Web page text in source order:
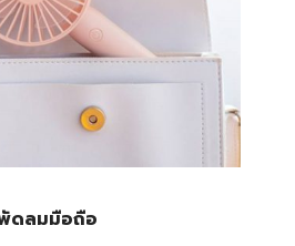
ดลมมือถือ